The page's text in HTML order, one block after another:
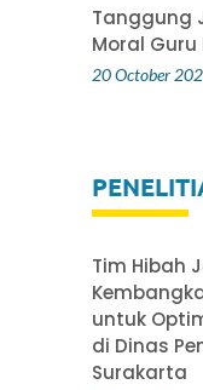
Tanggung
Moral Guru
20 October
Tim Hibah
untuk
di Dinas
Surakarta